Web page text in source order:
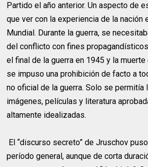
Partido el año anterior. Un aspecto de
que ver con la experiencia de la nación
Mundial. Durante la guerra, se
del conflicto con fines
el final de la guerra en 1945 y la
se impuso una prohibición de facto a
no oficial de la guerra. Solo se permitía
imágenes, películas y literatura
altamente idealizadas.
El “discurso secreto” de Jruschov
período general, aunque de corta